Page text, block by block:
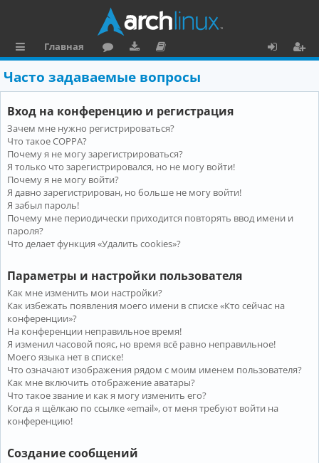
ы
л
к
и
Главная
ру
м
ру
зк
и
ку
м
е
н
та
ц
и
я
о
и
Часто задаваемые вопросы
Вход на конференцию и регистрация
Зачем мне нужно регистрироваться?
Что такое COPPA?
Почему я не могу зарегистрироваться?
Я только что зарегистрировался, но не могу войти!
Почему я не могу войти?
Я давно зарегистрирован, но больше не могу войти!
Я забыл пароль!
Почему мне периодически приходится повторять ввод имени и
пароля?
Что делает функция «Удалить cookies»?
Параметры и настройки пользователя
Как мне изменить мои настройки?
Как избежать появления моего имени в списке «Кто сейчас на
конференции»?
На конференции неправильное время!
Я изменил часовой пояс, но время всё равно неправильное!
Моего языка нет в списке!
Что означают изображения рядом с моим именем пользователя?
Как мне включить отображение аватары?
Что такое звание и как я могу изменить его?
Когда я щёлкаю по ссылке «email», от меня требуют войти на
конференцию!
Создание сообщений